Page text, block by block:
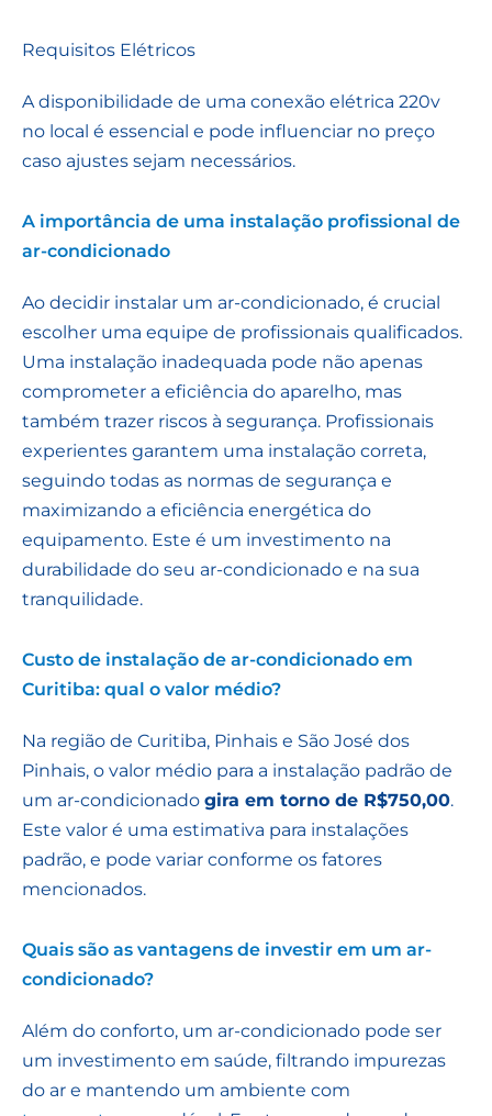
Requisitos Elétricos
A disponibilidade de uma conexão elétrica 220v
no local é essencial e pode influenciar no preço
caso ajustes sejam necessários.
A importância de uma instalação profissional de
ar-condicionado
Ao decidir instalar um ar-condicionado, é crucial
escolher uma equipe de profissionais qualificados.
Uma instalação inadequada pode não apenas
comprometer a eficiência do aparelho, mas
também trazer riscos à segurança. Profissionais
experientes garantem uma instalação correta,
seguindo todas as normas de segurança e
maximizando a eficiência energética do
equipamento. Este é um investimento na
durabilidade do seu ar-condicionado e na sua
tranquilidade.
Custo de instalação de ar-condicionado em
Curitiba: qual o valor médio?
Na região de Curitiba, Pinhais e São José dos
Pinhais, o valor médio para a instalação padrão de
um ar-condicionado gira em torno de R$750,00.
Este valor é uma estimativa para instalações
padrão, e pode variar conforme os fatores
mencionados.
Quais são as vantagens de investir em um ar-
condicionado?
Além do conforto, um ar-condicionado pode ser
um investimento em saúde, filtrando impurezas
do ar e mantendo um ambiente com